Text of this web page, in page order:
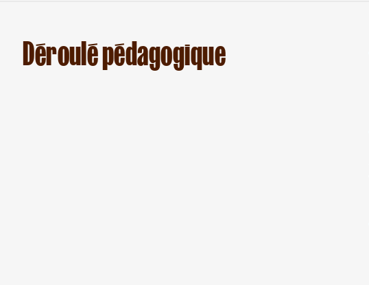
Déroulé pédagogique